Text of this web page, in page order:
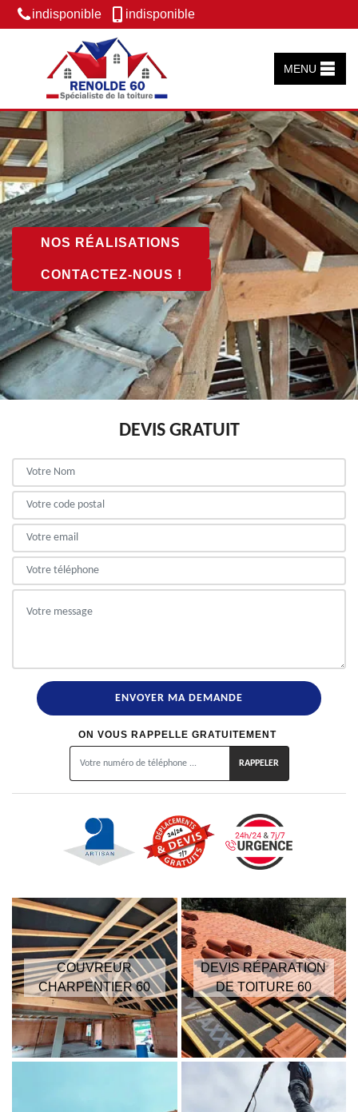
indisponible indisponible
MENU
NOS RÉALISATIONS
CONTACTEZ-NOUS !
DEVIS GRATUIT
ON VOUS RAPPELLE GRATUITEMENT
COUVREUR
CHARPENTIER 60
DEVIS RÉPARATION
DE TOITURE 60